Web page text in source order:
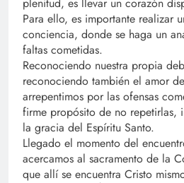
Para ello, es importante realizar
conciencia, donde se haga un
faltas cometidas.
Reconociendo nuestra propia
reconociendo también el amor
arrepentimos por las ofensas
firme propósito de no repetirlas,
la gracia del Espíritu Santo.
Llegado el momento del
acercamos al sacramento de la
que allí se encuentra Cristo